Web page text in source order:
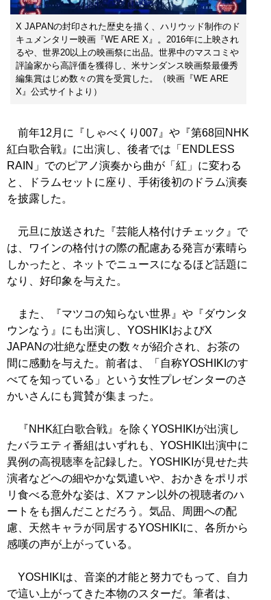
X JAPANの封印された歴史を描く、ハリウッド制作のド
キュメンタリー映画『WE ARE X』。2016年に上映され
るや、世界20以上の映画祭に出品。世界中のマスコミや
評論家から高評価を獲得し、米サンダンス映画祭最優秀
編集賞はじめ数々の賞を受賞した。（映画『WE ARE
X』公式サイトより）
前年12月に『しゃべくり007』や『第68回NHK
紅白歌合戦』に出演し、後者では「ENDLESS
RAIN」でのピアノ演奏から曲が「紅」に変わる
と、ドラムセットに座り、手術後初のドラム演奏
を披露した。
元旦に放送された『芸能人格付けチェック』で
は、ワインの格付けの際の配慮ある発言が素晴ら
しかったと、ネットでニュースになるほど話題に
なり、好印象を与えた。
また、『マツコの知らない世界』や『ダウンタ
ウンなう』にも出演し、YOSHIKIおよびX
JAPANの壮絶な歴史の数々が紹介され、お茶の
間に感動を与えた。前者は、「自称YOSHIKIのす
べてを知っている」という女性プレゼンターのさ
かいさんにも賞賛が集まった。
『NHK紅白歌合戦』を除くYOSHIKIが出演し
たバラエティ番組はいずれも、YOSHIKI出演中に
異例の高視聴率を記録した。YOSHIKIが見せた共
演者などへの細やかな気遣いや、おかきをポリポ
リ食べる意外な姿は、Xファン以外の視聴者のハ
ートをも掴んだことだろう。気品、周囲への配
慮、天然キャラが同居するYOSHIKIに、各所から
感嘆の声が上がっている。
YOSHIKIは、音楽的才能と努力でもって、自力
で這い上がってきた本物のスターだ。筆者は、